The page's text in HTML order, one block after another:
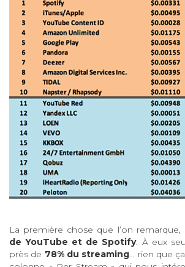
La première chose que l’on remarque,
de YouTube et de Spotify. À eux
près de 78% du streaming ... rien que